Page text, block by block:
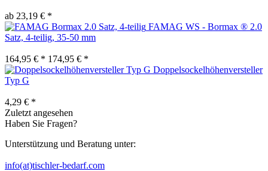
ab 23,19 € *
FAMAG WS - Bormax ® 2.0
Satz, 4-teilig, 35-50 mm
164,95 € * 174,95 € *
Doppelsockelhöhenversteller
Typ G
4,29 € *
Zuletzt angesehen
Haben Sie Fragen?
Unterstützung und Beratung unter:
info(at)tischler-bedarf.com